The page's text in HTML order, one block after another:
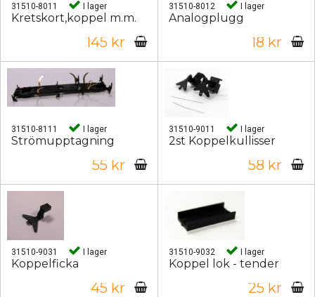
31510-8011 I lager
Kretskort,koppel m.m.
145 kr
31510-8012 I lager
Analogplugg
18 kr
31510-8111 I lager
Strömupptagning
55 kr
31510-9011 I lager
2st Koppelkullisser
58 kr
31510-9031 I lager
Koppelficka
45 kr
31510-9032 I lager
Koppel lok - tender
25 kr